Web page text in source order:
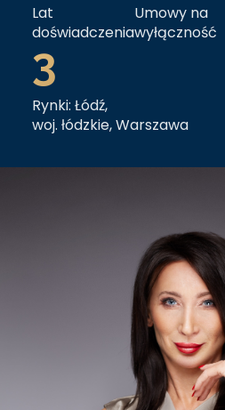
Lat
doświadczenia
Umowy na
wyłączność
3
Rynki: Łódź,
woj. łódzkie, Warszawa